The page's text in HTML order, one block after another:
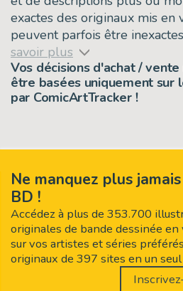
exactes des originaux mis en
peuvent parfois être
savoir plus
Vos décisions d'achat /
être basées uniquement sur
par ComicArtTracker !
Ne manquez plus
BD !
Accédez à plus de 353.700
originales de bande dessinée
sur vos artistes et séries
originaux de 397 sites en un